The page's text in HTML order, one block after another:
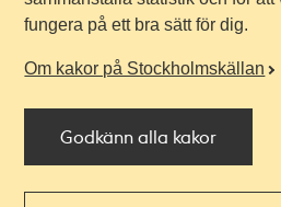
fungera på ett bra sätt för dig.
Om kakor på Stockholmskällan
Godkänn alla kakor